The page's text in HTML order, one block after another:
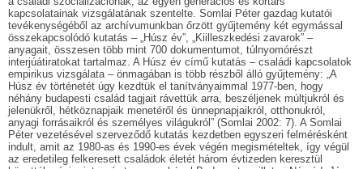
kapcsolatainak vizsgálatának szentelte. Somlai Péter gazdag kutatói
tevékenységéből az archívumunkban őrzött gyűjtemény két egymással
összekapcsolódó kutatás – „Húsz év”, „Kiilleszkedési zavarok” –
anyagait, összesen több mint 700 dokumentumot, túlnyomórészt
interjúátiratokat tartalmaz. A Húsz év című kutatás – családi kapcsolatok
empirikus vizsgálata – önmagában is több részből álló gyűjtemény: „A
Húsz év történetét úgy kezdtük el tanítványaimmal 1977-ben, hogy
néhány budapesti család tagjait rávettük arra, beszéljenek múltjukról és
jelenükről, hétköznapjaik menetéről és ünnepnapjaikról, otthonukról,
anyagi forrásaikról és személyes világukról” (Somlai 2002: 7). A Somlai
Péter vezetésével szerveződő kutatás kezdetben egyszeri felmérésként
indult, amit az 1980-as és 1990-es évek végén megismételtek, így végül
az eredetileg felkeresett családok életét három évtizeden keresztül